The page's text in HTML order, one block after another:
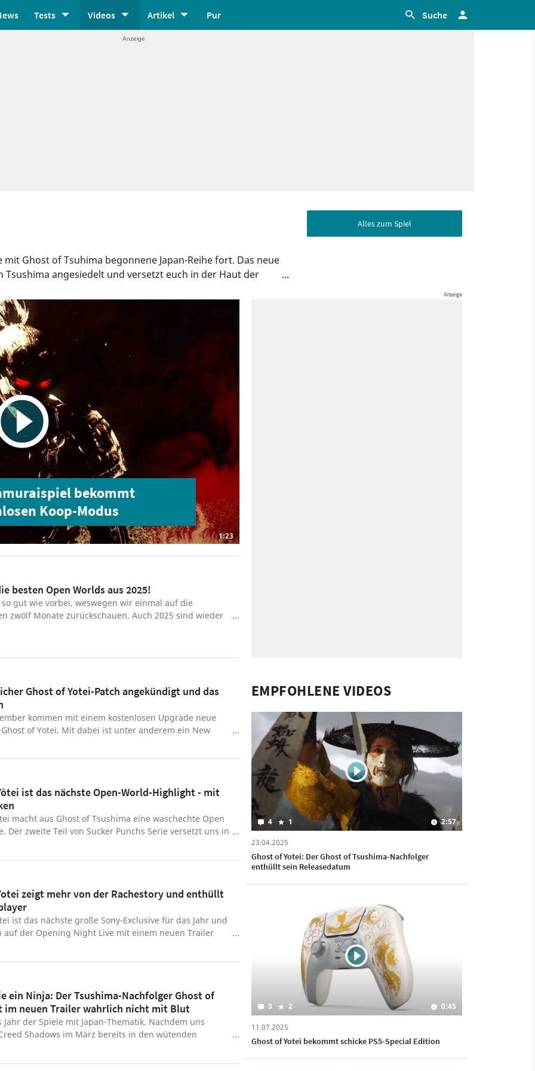
Tests Videos Artikel Pur Suche
Ghost of Tsuhima begonnene Japan-Reihe fort. Das neue
Tsushima angesiedelt und versetzt euch in der Haut der
Alles zum Spiel
bekommt
Koop-Modus
1:23
besten Open Worlds aus 2025!
so gut wie vorbei, weswegen wir einmal auf die
zwölf Monate zurückschauen. Auch 2025 sind wieder
wir euch in diesem Video! 00:00 - Intro 00:35 -
Deliverance 2 01:16 - Assassin's Creed Shadows
Chronicles X: Definitive Edition 03:19 - The Elder
Remastered 04:25 - Cyberpunk 2077: Ultimate
- Death Stranding 2: On the Beach 06:33 - Mafia: The
Ghost of Yotei-Patch angekündigt und das
kommen mit einem kostenlosen Upgrade neue
of Yotei. Mit dabei ist unter anderem ein New
ist das nächste Open-World-Highlight - mit
macht aus Ghost of Tsushima eine waschechte Open
Der zweite Teil von Sucker Punchs Serie versetzt uns in
wunderschöne, feudale Hokkaido. Wir haben Ghost of
durchgespielt und können euch das neue Open World-
wärmstens empfehlen. Auch wenn das Spiel ein
Problem hat. Welches genau, zeigen wir euch im
- Intro 01:07 - Eine okaye Geschichte 03:36 - Eine
zeigt mehr von der Rachestory und enthüllt
ist das nächste große Sony-Exclusive für das Jahr und
auf der Opening Night Live mit einem neuen Trailer
soll 2026 erscheinen.
ein Ninja: Der Tsushima-Nachfolger Ghost of
im neuen Trailer wahrlich nicht mit Blut
Jahr der Spiele mit Japan-Thematik. Nachdem uns
Shadows im März bereits in den wütenden
EMPFOHLENE VIDEOS
4 1 2:57
23.04.2025
Ghost of Yotei: Der Ghost of Tsushima-Nachfolger
enthüllt sein Releasedatum
3 2 0:45
11.07.2025
Ghost of Yotei bekommt schicke PS5-Special Edition